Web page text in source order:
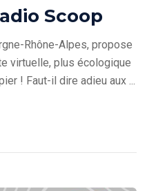
Scoop
Rhône-Alpes, propose
virtuelle, plus écologique
! Faut-il dire adieu aux ...